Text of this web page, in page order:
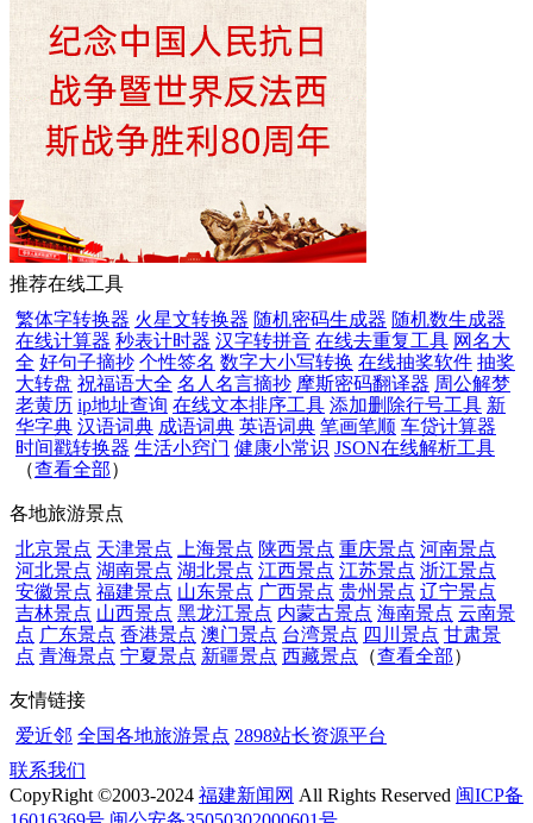
推荐在线工具
繁体字转换器 火星文转换器 随机密码生成器 随机数生成器
在线计算器 秒表计时器 汉字转拼音 在线去重复工具 网名大
全 好句子摘抄 个性签名 数字大小写转换 在线抽奖软件 抽奖
大转盘 祝福语大全 名人名言摘抄 摩斯密码翻译器 周公解梦
老黄历 ip地址查询 在线文本排序工具 添加删除行号工具 新
华字典 汉语词典 成语词典 英语词典 笔画笔顺 车贷计算器
时间戳转换器 生活小窍门 健康小常识 JSON在线解析工具
（查看全部）
各地旅游景点
北京景点 天津景点 上海景点 陕西景点 重庆景点 河南景点
河北景点 湖南景点 湖北景点 江西景点 江苏景点 浙江景点
安徽景点 福建景点 山东景点 广西景点 贵州景点 辽宁景点
吉林景点 山西景点 黑龙江景点 内蒙古景点 海南景点 云南景
点 广东景点 香港景点 澳门景点 台湾景点 四川景点 甘肃景
点 青海景点 宁夏景点 新疆景点 西藏景点 （查看全部）
友情链接
爱近邻 全国各地旅游景点 2898站长资源平台
联系我们
CopyRight ©2003-2024 福建新闻网 All Rights Reserved 闽ICP备